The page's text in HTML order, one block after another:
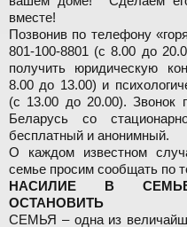
вместе!
Позвонив по телефону
801-100-8801 (с 8.00 до
получить юридическую
8.00 до 13.00) и
(с 13.00 до 20.00). Звонок
Беларусь со
бесплатный и анонимный.
О каждом известном
семье просим сообщать по
НАСИЛИЕ В
ОСТАНОВИТЬ
СЕМЬЯ – одна из